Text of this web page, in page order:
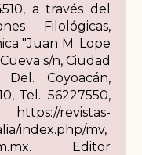
a través del
Filológicas,
"Juan M. Lope
s/n, Ciudad
Del. Coyoacán,
Tel.: 56227550,
revistas-
index.php/mv,
Editor